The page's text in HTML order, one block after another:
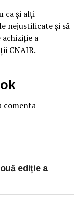
ca și alți
nejustificate și să
a
CNAIR.
comenta
ediție a